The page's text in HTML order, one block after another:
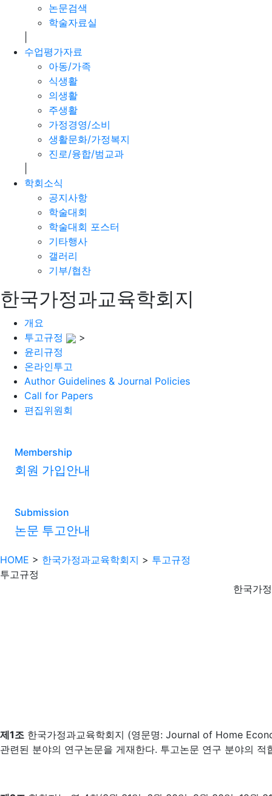
논문검색
학술자료실
수업평가자료
아동/가족
식생활
의생활
주생활
가정경영/소비
생활문화/가정복지
진로/융합/범교과
학회소식
공지사항
학술대회
학술대회 포스터
기타행사
갤러리
기부/협찬
한국가정과교육학회지
개요
투고규정
>
윤리규정
온라인투고
Author Guidelines & Journal Policies
Call for Papers
편집위원회
Membership
회원 가입안내
Submission
논문 투고안내
HOME > 한국가정과교육학회지 > 투고규정
투고규정
한국가
제1조 한국가정과교육학회지 (영문명: Journal of Home
관련된 분야의 연구논문을 게재한다. 투고논문 연구 분야의